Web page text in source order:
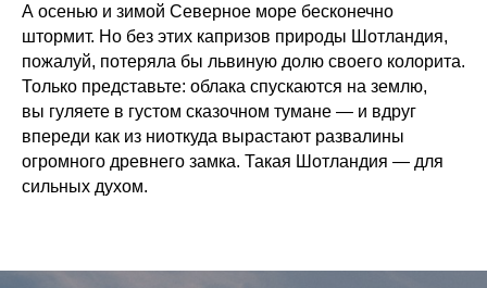
А осенью и зимой Северное море бесконечно
штормит. Но без этих капризов природы Шотландия,
пожалуй, потеряла бы львиную долю своего колорита.
Только представьте: облака спускаются на землю,
вы гуляете в густом сказочном тумане — и вдруг
впереди как из ниоткуда вырастают развалины
огромного древнего замка. Такая Шотландия — для
сильных духом.